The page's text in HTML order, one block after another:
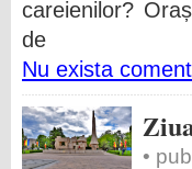
careienilor?
de
Nu exista
•